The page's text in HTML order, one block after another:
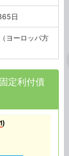
日
ヨーロッパ方
定利付債